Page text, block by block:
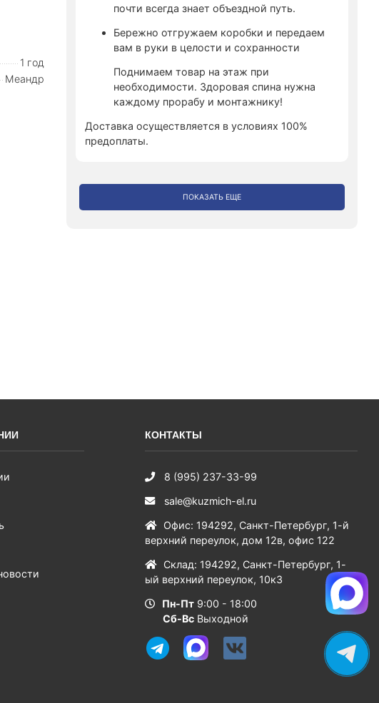
почти всегда знает объездной путь.
Бережно отгружаем коробки и передаем
вам в руки в целости и сохранности
Поднимаем товар на этаж при
необходимости. Здоровая спина нужна
каждому прорабу и монтажнику!
Доставка осуществляется в условиях 100%
предоплаты.
ПОКАЗАТЬ ЕЩЕ
1 год
Меандр
КОНТАКТЫ
8 (995) 237-33-99
sale@kuzmich-el.ru
Офис: 194292, Санкт-Петербург, 1-й
верхний переулок, дом 12в, офис 122
Склад: 194292, Санкт-Петербург, 1-
ый верхний переулок, 10к3
Пн-Пт 9:00 - 18:00
Сб-ВсВыходной